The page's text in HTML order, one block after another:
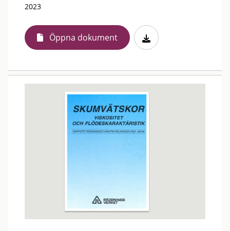
2023
Öppna dokument